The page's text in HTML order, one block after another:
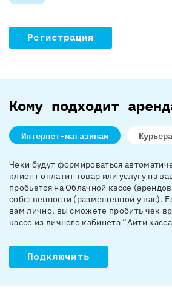
Регистрация
Кому подходит
Интернет-магазинам
Чеки будут формироваться
клиент оплатит товар или услугу на
пробьется на Облачной кассе
собственности (размещенной у вас).
вам лично, вы сможете пробить чек
кассе из личного кабинета “Айти
Подключить